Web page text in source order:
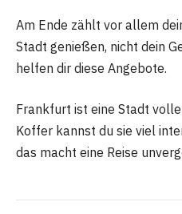
Am Ende zählt vor allem
Stadt genießen, nicht dein
helfen dir diese Angebote.
Frankfurt ist eine Stadt
Koffer kannst du sie viel
das macht eine Reise